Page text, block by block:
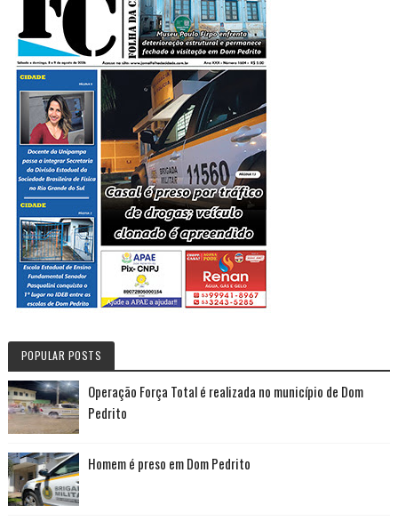
POPULAR POSTS
Operação Força Total é realizada no município de Dom
Pedrito
Homem é preso em Dom Pedrito